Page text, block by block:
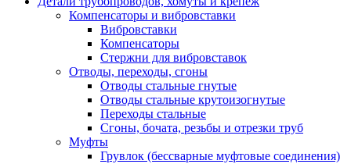
Компенсаторы и вибровставки
Вибровставки
Компенсаторы
Стержни для вибровставок
Отводы, переходы, сгоны
Отводы стальные гнутые
Отводы стальные крутоизогнутые
Переходы стальные
Сгоны, бочата, резьбы и отрезки труб
Муфты
Грувлок (бессварные муфтовые соединения)